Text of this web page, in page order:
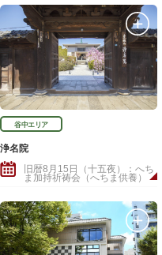
谷中エリア
浄名院
旧暦8月15日（十五夜）：へち
ま加持祈祷会（へちま供養）